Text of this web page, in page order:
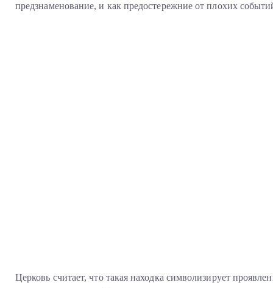
предзнаменование, и как предостережние от плохих
Церковь считает, что такая находка символизирует